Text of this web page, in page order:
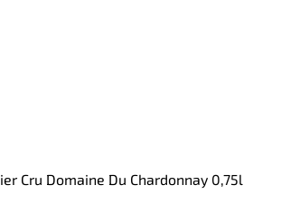
Cru Domaine Du Chardonnay 0,75l